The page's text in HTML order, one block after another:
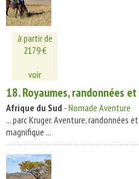
à partir de
2179 €
voir
18. Royaumes, randonnées et
Afrique du Sud -Nomade Aventure
... parc Kruger. Aventure, randonnées et
magnifique ...